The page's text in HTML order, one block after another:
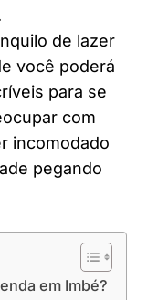
de lazer
você poderá
para se
com
incomodado
pegando
em Imbé?